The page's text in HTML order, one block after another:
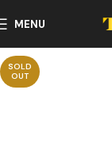
MENU
SOLD
OUT